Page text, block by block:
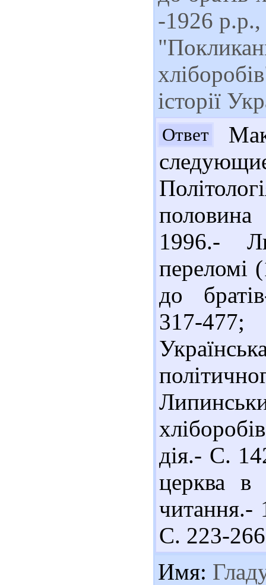
-1926 р.р.,
історії
Ответ
1996.-
переломі
до
317-
дія.- С.
церква в
С. 223-
Имя: